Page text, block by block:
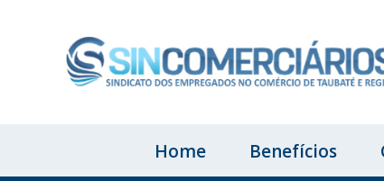
Home Benefícios